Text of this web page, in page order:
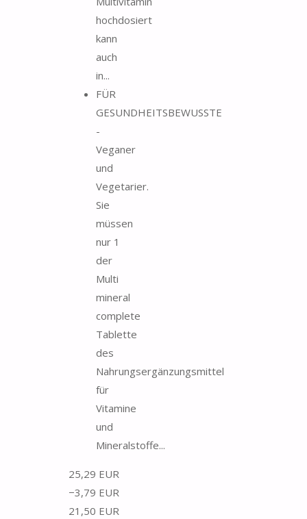
hochdosiert
kann
auch
in...
FÜR
GESUNDHEITSBEWUSSTE
-
Veganer
und
Vegetarier.
Sie
müssen
nur 1
der
Multi
mineral
complete
Tablette
des
Nahrungsergänzungsmittel
für
Vitamine
und
Mineralstoffe...
25,29 EUR
−3,79 EUR
21,50 EUR